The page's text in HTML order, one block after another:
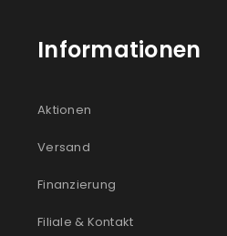
Informationen
Aktionen
Versand
Finanzierung
Filiale & Kontakt